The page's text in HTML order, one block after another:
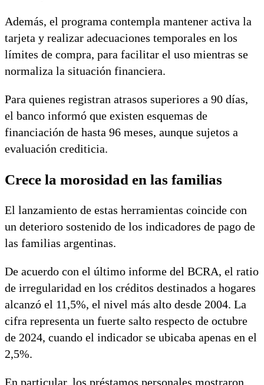
Además, el programa contempla mantener activa la
tarjeta y realizar adecuaciones temporales en los
límites de compra, para facilitar el uso mientras se
normaliza la situación financiera.
Para quienes registran atrasos superiores a 90 días,
el banco informó que existen esquemas de
financiación de hasta 96 meses, aunque sujetos a
evaluación crediticia.
Crece la morosidad en las familias
El lanzamiento de estas herramientas coincide con
un deterioro sostenido de los indicadores de pago de
las familias argentinas.
De acuerdo con el último informe del BCRA, el ratio
de irregularidad en los créditos destinados a hogares
alcanzó el 11,5%, el nivel más alto desde 2004. La
cifra representa un fuerte salto respecto de octubre
de 2024, cuando el indicador se ubicaba apenas en el
2,5%.
En particular, los préstamos personales mostraron